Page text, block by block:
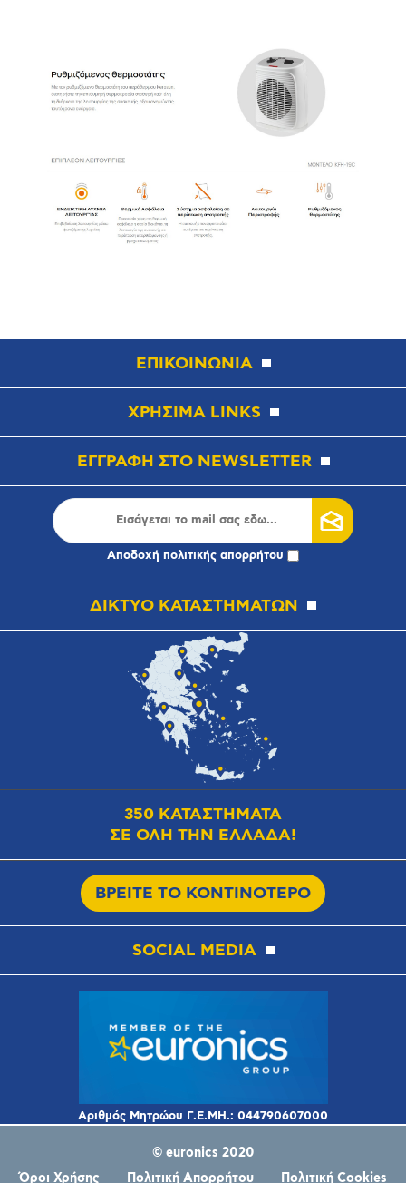
ΕΠΙΚΟΙΝΩΝΙΑ
ΧΡΗΣΙΜΑ LINKS
ΕΓΓΡΑΦΗ ΣΤΟ NEWSLETTER
Αποδοχή πολιτικής απορρήτου
ΔΙΚΤΥΟ ΚΑΤΑΣΤΗΜΑΤΩΝ
350 ΚΑΤΑΣΤΗΜΑΤΑ
ΣΕ ΟΛΗ ΤΗΝ ΕΛΛΑΔΑ!
ΒΡΕΙΤΕ ΤΟ ΚΟΝΤΙΝΟΤΕΡΟ
SOCIAL MEDIA
© euronics 2020
Όροι Χρήσης
Πολιτική Απορρήτου Πολιτική Cookies